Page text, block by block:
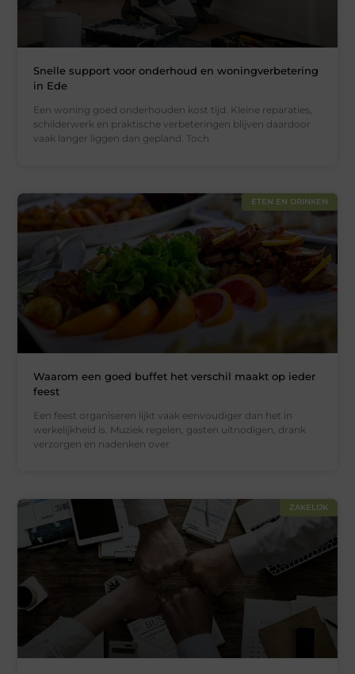
Snelle support voor onderhoud en woningverbetering
in Ede
Een woning goed onderhouden kost tijd. Kleine reparaties,
schilderwerk en praktische verbeteringen blijven daardoor
vaak langer liggen dan gepland. Toch
ETEN EN DRINKEN
Waarom een goed buffet het verschil maakt op ieder
feest
Een feest organiseren lijkt vaak eenvoudiger dan het in
werkelijkheid is. Muziek regelen, gasten uitnodigen, drank
verzorgen en nadenken over
ZAKELIJK